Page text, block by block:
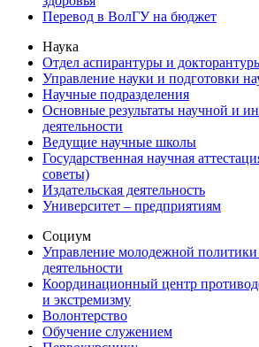
Перевод в ВолГУ на бюджет
Наука
Отдел аспирантуры и
Управление науки и подготовки
Научные подразделения
Основные результаты научной и
деятельности
Ведущие научные школы
Государственная научная
советы)
Издательская деятельность
Университет – предприятиям
Социум
Управление молодежной политики
деятельности
Координационный центр
и экстремизму
Волонтерство
Обучение служением